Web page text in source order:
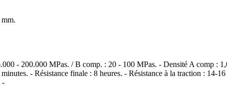
mm.
- 200.000 MPas. / B comp. : 20 - 100 MPas. - Densité A comp :
- Résistance finale : 8 heures. - Résistance à la traction : 14-
-